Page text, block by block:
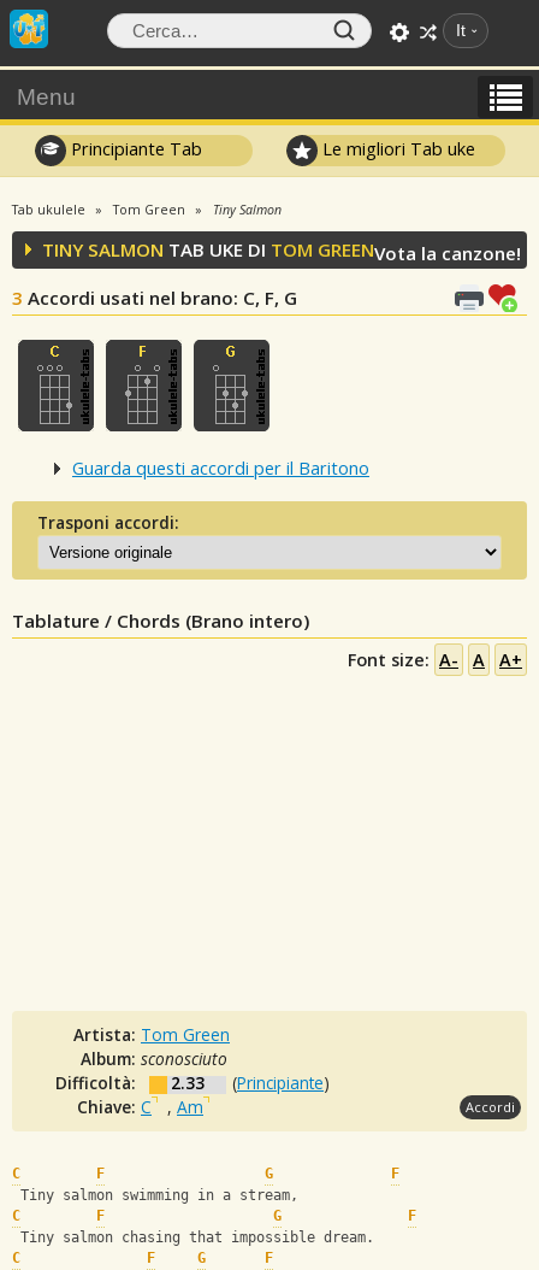
It
Menu
Principiante Tab Le migliori Tab uke
Tab ukulele Tom Green Tiny Salmon
TINY SALMON TAB UKE DI TOM GREEN
3 Accordi usati nel brano: C, F, G
Vota la canzone!
Guarda questi accordi per il Baritono
Trasponi accordi:
Tablature / Chords (Brano intero)
Font size: A- A A+
Artista: Tom Green
Album: sconosciuto
Difficoltà:
2.33 (Principiante)
Chiave: C , Am Accordi
C F G
F
Tiny salmon swimming in a stream,
C
F G
F
Tiny salmon chasing that impossible dream.
C
F G
F